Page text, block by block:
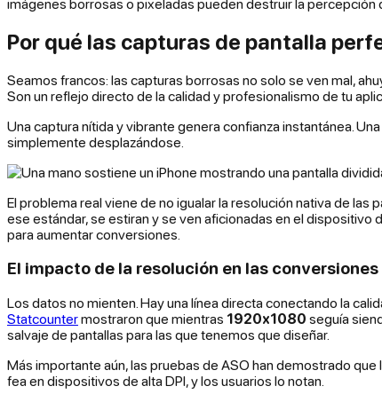
imágenes borrosas o pixeladas pueden destruir la percepción
Por qué las capturas de pantalla
Seamos francos: las capturas borrosas no solo se ven mal,
Son un reflejo directo de la calidad y profesionalismo de tu
Una captura nítida y vibrante genera confianza instantánea.
simplemente desplazándose.
El problema real viene de no igualar la resolución nativa de
ese estándar, se estiran y se ven aficionadas en el
para aumentar conversiones.
El impacto de la resolución en las conversiones
Los datos no mienten. Hay una línea directa conectando la
Statcountermostraron que mientras 1920x1080 seguía
salvaje de pantallas para las que tenemos que diseñar.
Más importante aún, las pruebas de ASO han demostrado
fea en dispositivos de alta DPI, y los usuarios lo notan.